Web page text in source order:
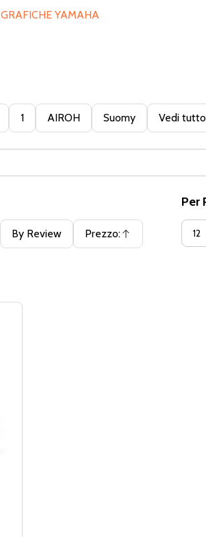
GRAFICHE YAMAHA
1 AIROH Suomy Vedi tutto
By Review Prezzo:
Ascendente
Per